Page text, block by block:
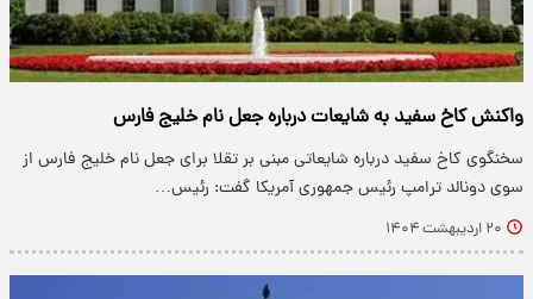
واکنش کاخ سفید به شایعات درباره جعل نام خلیج فارس
سخنگوی کاخ سفید درباره شایعاتی مبنی بر تقلا برای جعل نام خلیج فارس از
سوی دونالد ترامپ رئیس جمهوری آمریکا گفت: رئیس…
۲۰ اردیبهشت ۱۴۰۴